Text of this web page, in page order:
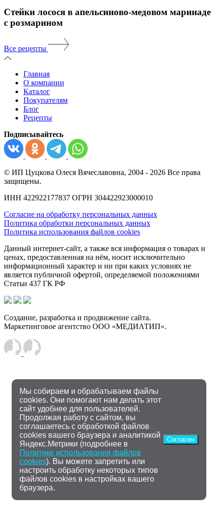
Стейки лосося в апельсиново-медовом маринаде
с розмарином
Все рецепты
Главная
О компании
Каталог
Покупателям
Блог
Рецепты
Подписывайтесь
© ИП Цуцкова Олеся Вячеславовна, 2004 - 2026 Все права
защищены.
ИНН 422922177837 ОГРН 304422923000010
Согласие на обработку персональных данных
Политика обработки персональных данных
Политика использования файлов cookies
Данный интернет-сайт, а также вся информация о товарах и
ценах, предоставленная на нём, носит исключительно
информационный характер и ни при каких условиях не
является публичной офертой, определяемой положениями
Статьи 437 ГК РФ
Создание, разработка и продвижение сайта.
Маркетинговое агентство ООО «МЕДИАТИП».
Мы собираем и обрабатываем файлы
cookies. Они помогают нам делать этот
сайт удобнее для пользователей.
Продолжая работу с сайтом, вы
соглашаетесь с обработкой файлов
cookies вашего браузера и аналитикой
Яндекс.Метрики (подробнее в
Политике использования файлов
cookies). Вы можете запретить или
настроить обработку некоторых типов
файлов cookies в настройках вашего
браузера.
Согласен